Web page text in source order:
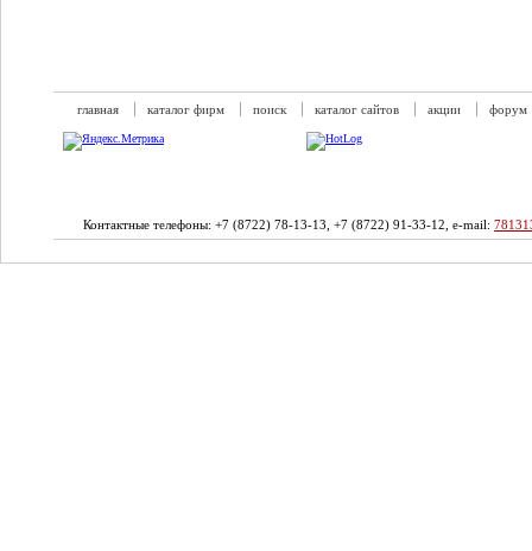
главная каталог фирм поиск каталог сайтов акции форум
Контактные телефоны: +7 (8722) 78-13-13, +7 (8722) 91-33-12, e-mail: